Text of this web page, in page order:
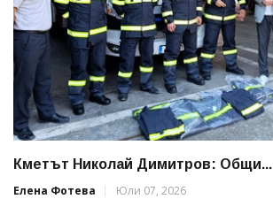
Кметът Николай Димитров: Общи...
Елена Фотева
Юли 07, 2026